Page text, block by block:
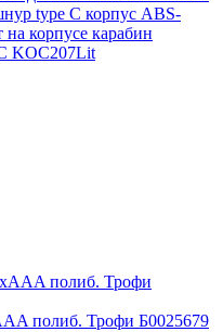
type C корпус ABS-
корпусе карабин
KOC207Lit
полиб. Трофи Б0025679